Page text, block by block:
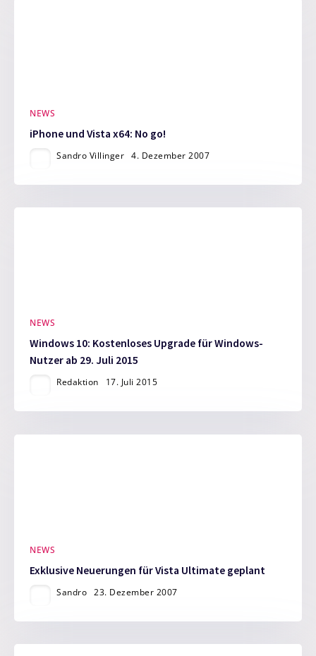
NEWS
iPhone und Vista x64: No go!
Sandro Villinger 4. Dezember 2007
NEWS
Windows 10: Kostenloses Upgrade für Windows-
Nutzer ab 29. Juli 2015
Redaktion 17. Juli 2015
NEWS
Exklusive Neuerungen für Vista Ultimate geplant
Sandro 23. Dezember 2007